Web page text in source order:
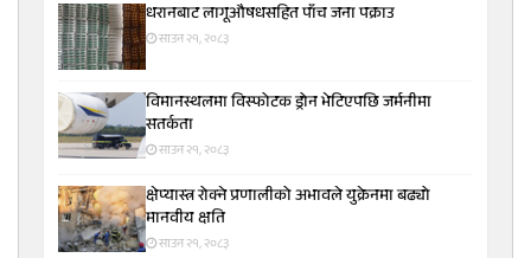
धरानबाट लागूऔषधसहित पाँच जना पक्राउ
साउन २१, २०८३
विमानस्थलमा विस्फोटक ड्रोन भेटिएपछि जर्मनीमा
सतर्कता
साउन २१, २०८३
क्षेप्यास्त्र रोक्ने प्रणालीको अभावले युक्रेनमा बढ्यो
मानवीय क्षति
साउन २१, २०८३